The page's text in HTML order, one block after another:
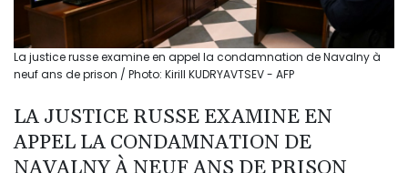
La justice russe examine en appel la condamnation de Navalny à
neuf ans de prison / Photo: Kirill KUDRYAVTSEV - AFP
LA JUSTICE RUSSE EXAMINE EN
APPEL LA CONDAMNATION DE